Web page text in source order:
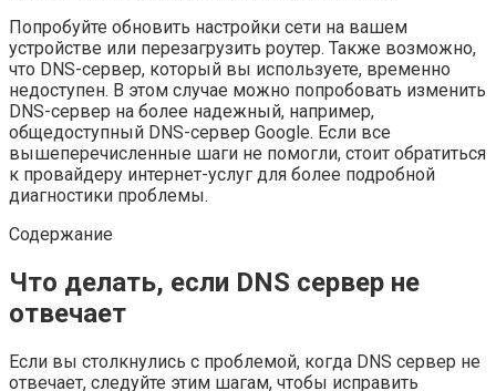
Попробуйте обновить настройки сети на вашем
устройстве или перезагрузить роутер. Также возможно,
что DNS-сервер, который вы используете, временно
недоступен. В этом случае можно попробовать изменить
DNS-сервер на более надежный, например,
общедоступный DNS-сервер Google. Если все
вышеперечисленные шаги не помогли, стоит обратиться
к провайдеру интернет-услуг для более подробной
диагностики проблемы.
Содержание
Что делать, если DNS сервер не
отвечает
Если вы столкнулись с проблемой, когда DNS сервер не
отвечает, следуйте этим шагам, чтобы исправить